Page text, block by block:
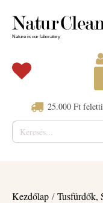
25.000 Ft
Keresés:
Kezdőlap /Tusfürdők,